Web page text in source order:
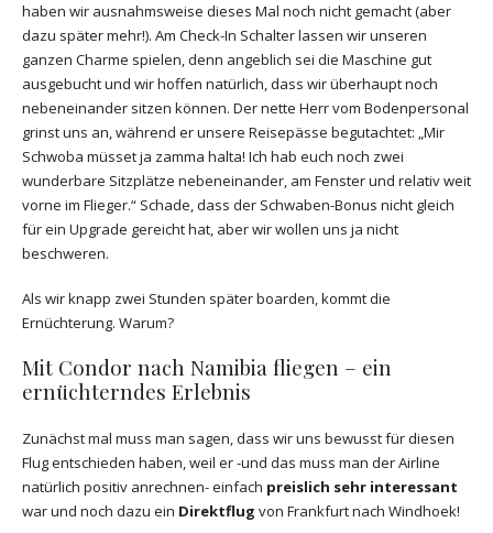
haben wir ausnahmsweise dieses Mal noch nicht gemacht (aber
dazu später mehr!). Am Check-In Schalter lassen wir unseren
ganzen Charme spielen, denn angeblich sei die Maschine gut
ausgebucht und wir hoffen natürlich, dass wir überhaupt noch
nebeneinander sitzen können. Der nette Herr vom Bodenpersonal
grinst uns an, während er unsere Reisepässe begutachtet: „Mir
Schwoba müsset ja zamma halta! Ich hab euch noch zwei
wunderbare Sitzplätze nebeneinander, am Fenster und relativ weit
vorne im Flieger.“ Schade, dass der Schwaben-Bonus nicht gleich
für ein Upgrade gereicht hat, aber wir wollen uns ja nicht
beschweren.
Als wir knapp zwei Stunden später boarden, kommt die
Ernüchterung. Warum?
Mit Condor nach Namibia fliegen – ein
ernüchterndes Erlebnis
Zunächst mal muss man sagen, dass wir uns bewusst für diesen
Flug entschieden haben, weil er -und das muss man der Airline
natürlich positiv anrechnen- einfach preislich sehr interessant
war und noch dazu ein Direktflug von Frankfurt nach Windhoek!